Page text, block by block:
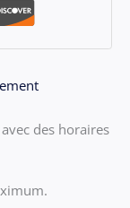
des horaires